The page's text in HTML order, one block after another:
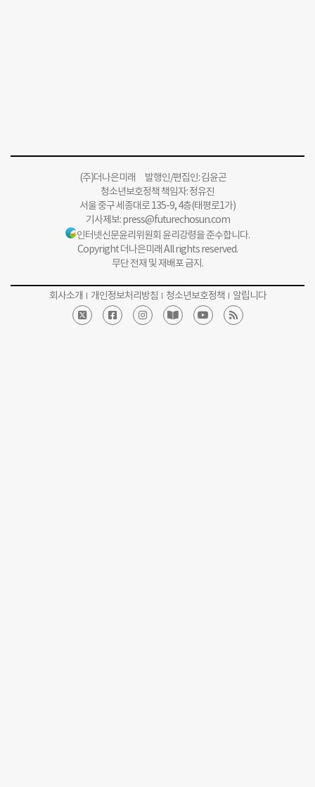
(주)더나은미래 발행인/편집인: 김윤곤
청소년보호정책 책임자: 정유진
서울 중구 세종대로 135-9, 4층(태평로1가)
기사제보:press@futurechosun.com
인터넷신문윤리위원회 윤리강령을 준수합니다.
Copyright 더나은미래 All rights reserved.
무단 전재 및 재배포 금지.
회사소개 개인정보처리방침 청소년보호정책 알립니다